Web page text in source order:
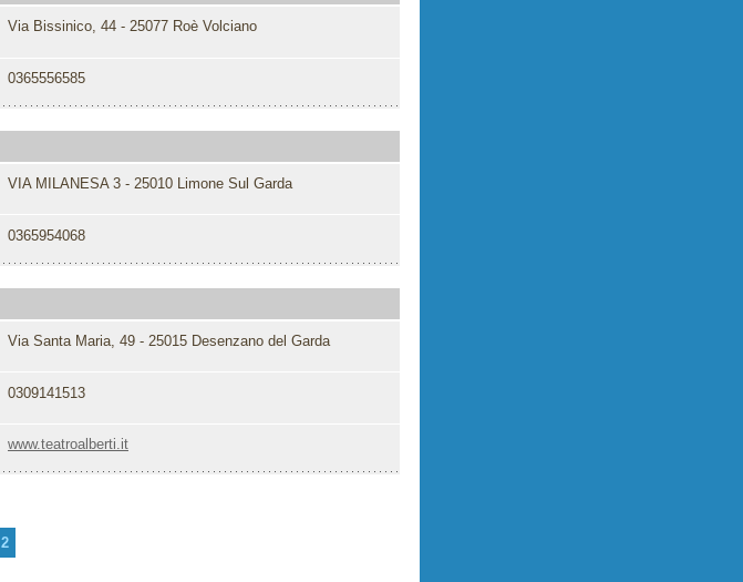
Via Bissinico, 44 - 25077 Roè Volciano
0365556585
VIA MILANESA 3 - 25010 Limone Sul Garda
0365954068
Via Santa Maria, 49 - 25015 Desenzano del Garda
0309141513
www.teatroalberti.it
2